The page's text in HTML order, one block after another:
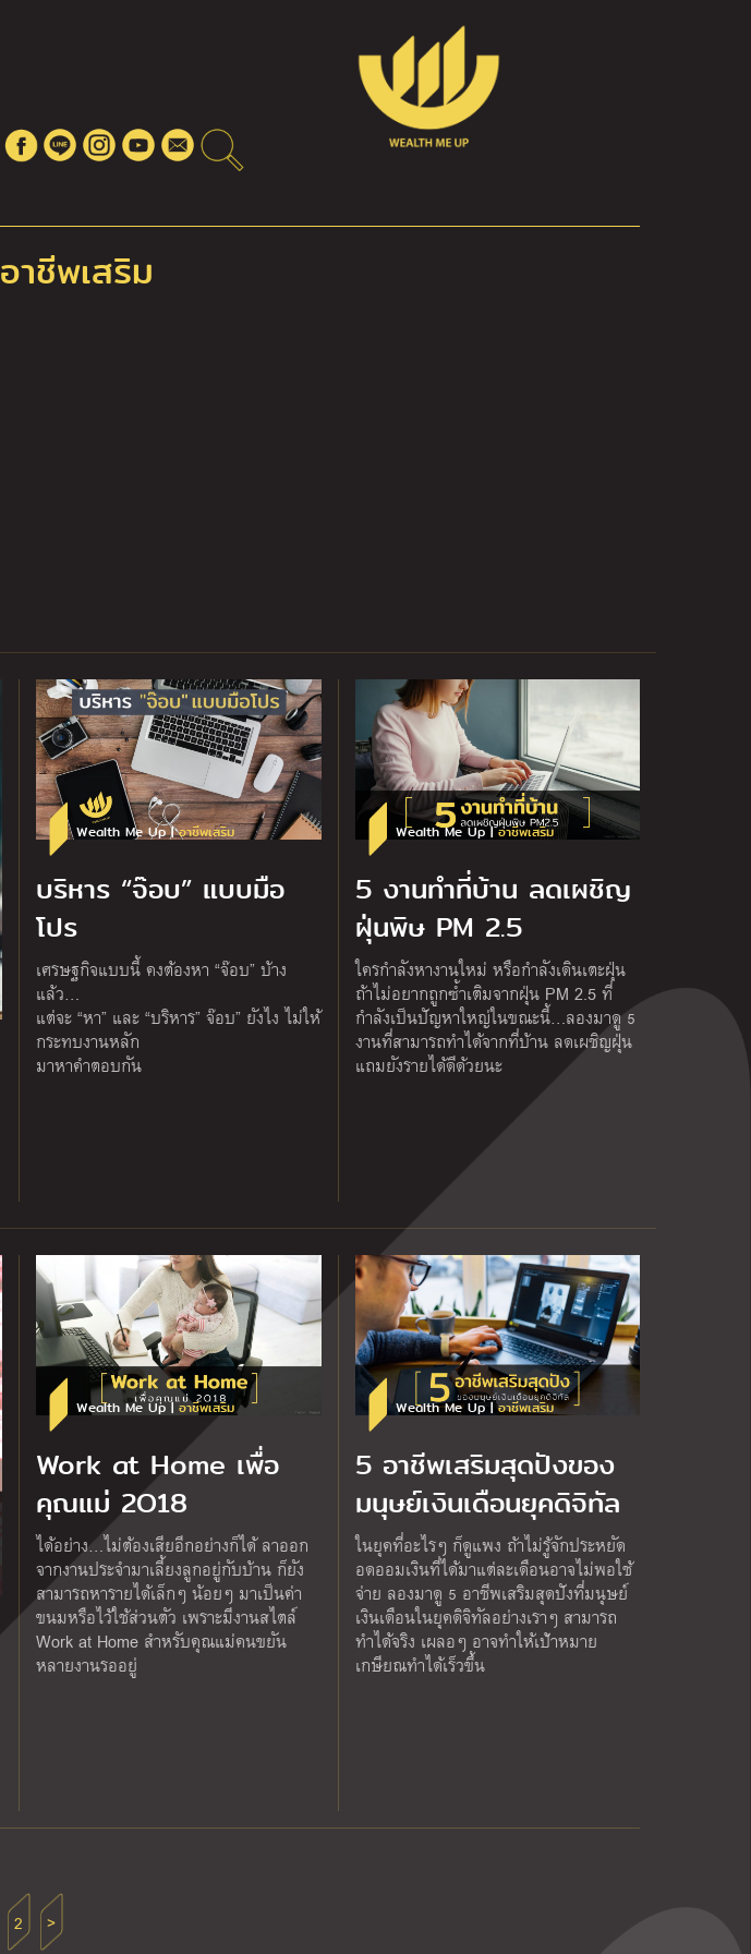
อาชีพเสริม
Wealth Me Up |อาชีพเสริม
บริหาร “จ๊อบ” แบบมือ
โปร
เศรษฐกิจแบบนี้ คงต้องหา “จ๊อบ” บ้าง
แล้ว…
แต่จะ “หา” และ “บริหาร” จ๊อบ” ยังไง ไม่ให้
กระทบงานหลัก
มาหาคำตอบกัน
Wealth Me Up |อาชีพเสริม
5 งานทำที่บ้าน ลดเผชิญ
ฝุ่นพิษ PM 2.5
ใครกำลังหางานใหม่ หรือกำลังเดินเตะฝุ่น
ถ้าไม่อยากถูกซ้ำเติมจากฝุ่น PM 2.5 ที่
กำลังเป็นปัญหาใหญ่ในขณะนี้…ลองมาดู 5
งานที่สามารถทำได้จากที่บ้าน ลดเผชิญฝุ่น
แถมยังรายได้ดีด้วยนะ
Wealth Me Up |อาชีพเสริม
Work at Home เพื่อ
คุณแม่ 2O18
ได้อย่าง…ไม่ต้องเสียอีกอย่างก็ได้ ลาออก
จากงานประจำมาเลี้ยงลูกอยู่กับบ้าน ก็ยัง
สามารถหารายได้เล็กๆ น้อยๆ มาเป็นค่า
ขนมหรือไว้ใช้ส่วนตัว เพราะมีงานสไตล์
Work at Home สำหรับคุณแม่คนขยัน
หลายงานรออยู่
Wealth Me Up |อาชีพเสริม
5 อาชีพเสริมสุดปังของ
มนุษย์เงินเดือนยุคดิจิทัล
ในยุคที่อะไรๆ ก็ดูแพง ถ้าไม่รู้จักประหยัด
อดออมเงินที่ได้มาแต่ละเดือนอาจไม่พอใช้
จ่าย ลองมาดู 5 อาชีพเสริมสุดปังที่มนุษย์
เงินเดือนในยุคดิจิทัลอย่างเราๆ สามารถ
ทำได้จริง เผลอๆ อาจทำให้เป้าหมาย
เกษียณทำได้เร็วขึ้น
2 >